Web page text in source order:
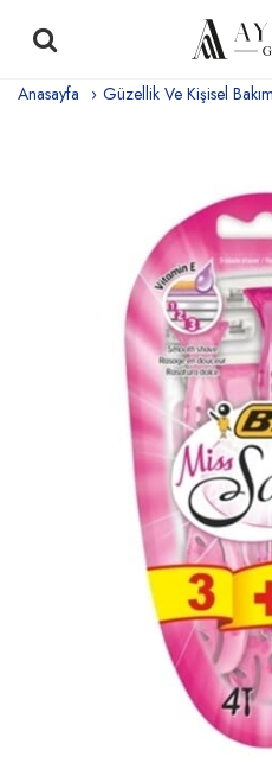
Anasayfa Güzellik Ve Kişisel Bakım